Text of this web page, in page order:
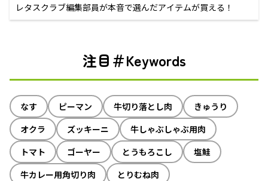
レタスクラブ編集部員が本音で選んだアイテムが買える！
注目＃Keywords
なす ピーマン 牛切り落とし肉
きゅうり
オクラ
ズッキーニ
牛しゃぶしゃぶ用肉
トマト
ゴーヤー とうもろこし
塩鮭
牛カレー用角切り肉
とりむね肉